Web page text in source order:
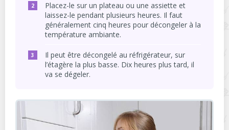
Placez-le sur un plateau ou une assiette et
laissez-le pendant plusieurs heures. Il faut
généralement cinq heures pour décongeler à la
température ambiante.
Il peut être décongelé au réfrigérateur, sur
l’étagère la plus basse. Dix heures plus tard, il
va se dégeler.